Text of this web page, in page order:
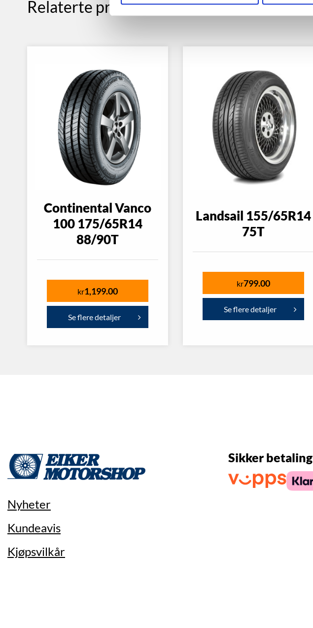
Relaterte produkter
Continental Vanco
100 175/65R14
88/90T
kr1,199.00
Se flere detaljer
Landsail 155/65R14
75T
kr799.00
Se flere detaljer
Nyheter
Kundeavis
Kjøpsvilkår
Sikker betaling